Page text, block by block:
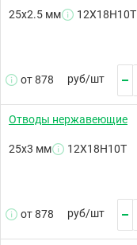
25х2.5 мм 12Х18Н10Т
от 878 руб/шт
Отводы нержавеющие
25х3 мм 12Х18Н10Т
от 878 руб/шт